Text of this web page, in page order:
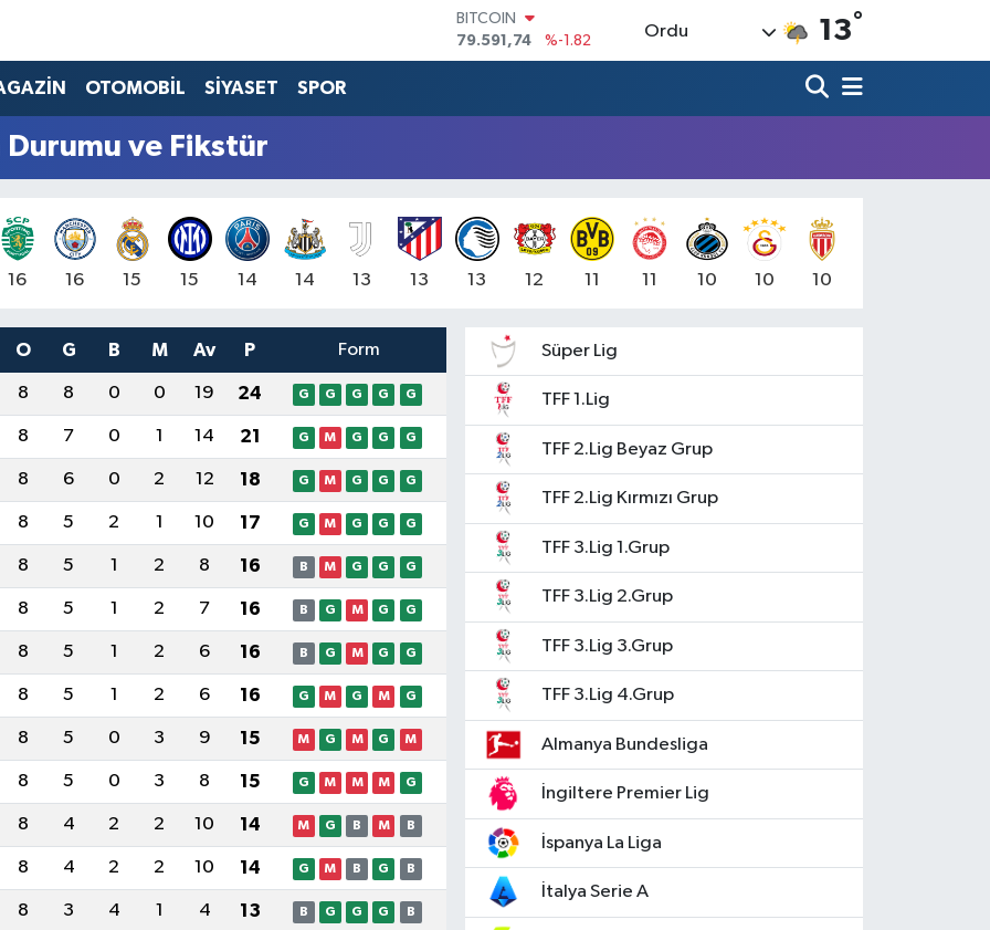
BITCOIN
79.591,74
%-1.82
DOLAR
6862,09000
%0.19
BİST100
14.598,00
Ordu 13°
OTOMOBİL SİYASET SPOR
ve Fikstür
16 16 15 15 14 14 13 13 13 12 11 11 10 10 10
O G B M Av P Form
8 8 0 0 19 24 G G G G G
8 7 0 1 14 21 G M G G G
8 6 0 2 12 18 G M G G G
8 5 2 1 10 17 G M G G G
8 5 1 2 8 16 B M G G G
8 5 1 2 7 16 B G M G G
8 5 1 2 6 16 B G M G G
8 5 1 2 6 16 G M G M G
8 5 0 3 9 15 M G M G M
8 5 0 3 8 15 G M M M G
8 4 2 2 10 14 M G B M B
8 4 2 2 10 14 G M B G B
8 3 4 1 4 13 B G G G B
Süper Lig
TFF 1.Lig
TFF 2.Lig Beyaz Grup
TFF 2.Lig Kırmızı Grup
TFF 3.Lig 1.Grup
TFF 3.Lig 2.Grup
TFF 3.Lig 3.Grup
TFF 3.Lig 4.Grup
Almanya Bundesliga
İngiltere Premier Lig
İspanya La Liga
İtalya Serie A